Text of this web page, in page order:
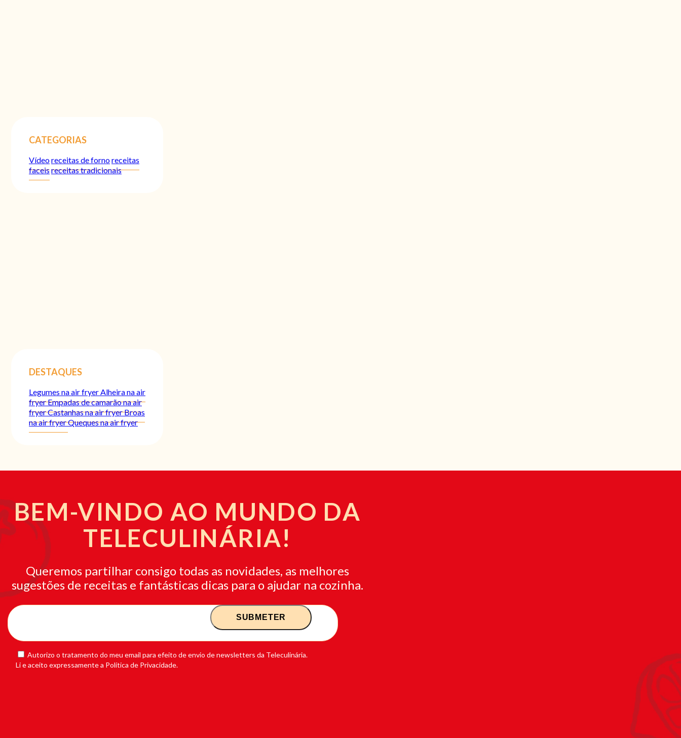
CATEGORIAS
Vídeoreceitas de fornoreceitas
faceisreceitas tradicionais
DESTAQUES
Legumes na air fryerAlheira na air
fryerEmpadas de camarão na air
fryerCastanhas na air fryerBroas
na air fryerQueques na air fryer
BEM-VINDO AO MUNDO DA
TELECULINÁRIA!
Queremos partilhar consigo todas as novidades, as melhores
sugestões de receitas e fantásticas dicas para o ajudar na cozinha.
Autorizo o tratamento do meu email para efeito de envio de newsletters da Teleculinária.
Li e aceito expressamente a Política de Privacidade.